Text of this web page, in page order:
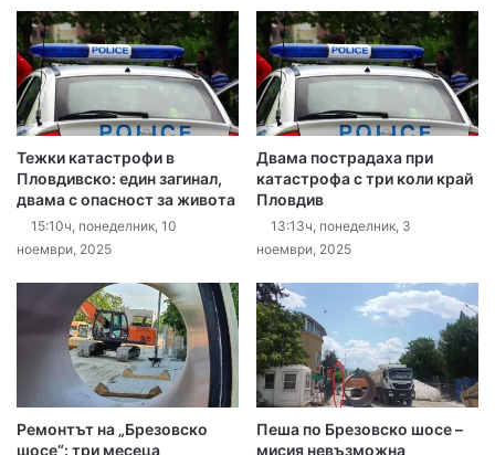
Тежки катастрофи в
Пловдивско: един загинал,
двама с опасност за живота
15:10ч, понеделник, 10
ноември, 2025
Двама пострадаха при
катастрофа с три коли край
Пловдив
13:13ч, понеделник, 3
ноември, 2025
Ремонтът на „Брезовско
шосе“: три месеца
Пеша по Брезовско шосе –
мисия невъзможна